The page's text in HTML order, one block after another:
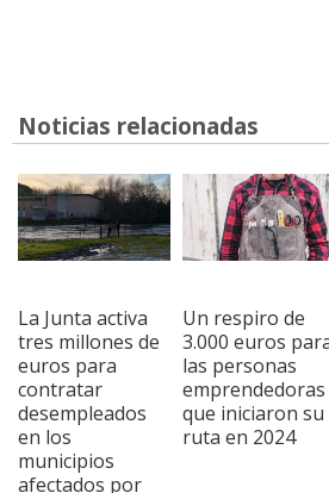
Noticias relacionadas
La Junta activa
tres millones de
euros para
contratar
desempleados
en los
municipios
afectados por
Un respiro de
3.000 euros
las personas
emprendedoras
que iniciaron su
ruta en 2024